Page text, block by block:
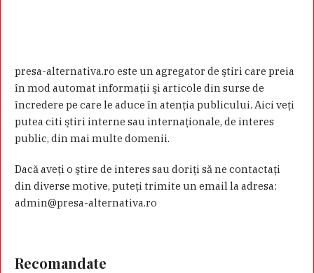
presa-alternativa.ro este un agregator de ştiri care preia
în mod automat informaţii şi articole din surse de
încredere pe care le aduce în atenţia publicului. Aici veţi
putea citi ştiri interne sau internaţionale, de interes
public, din mai multe domenii.
Dacă aveţi o ştire de interes sau doriţi să ne contactaţi
din diverse motive, puteţi trimite un email la adresa:
admin@presa-alternativa.ro
Recomandate